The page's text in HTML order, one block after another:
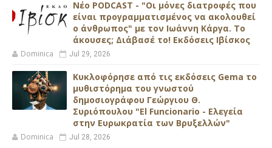
Νέο PODCAST - "Οι μόνες διατροφές που
είναι προγραμματισμένος να ακολουθεί
ο άνθρωπος" με τον Ιωάννη Κάργα. Το
άκουσες; Διάβασέ το! Εκδόσεις Ιβίσκος
Dominica Jul 29, 2026
Κυκλοφόρησε από τις εκδόσεις Gema το
μυθιστόρημα του γνωστού
δημοσιογράφου Γεώργιου Θ.
Συριόπουλου "El Funcionario - Ελεγεία
στην Ευρωκρατία των Βρυξελλών"
Dominica Jul 28, 2026